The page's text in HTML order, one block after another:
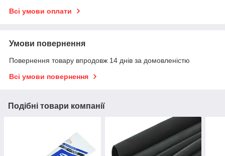
Всі умови оплати
Умови повернення
Повернення товару впродовж 14 днів за домовленістю
Всі умови повернення
Подібні товари компанії